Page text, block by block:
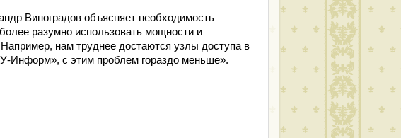
Виноградов объясняет необходимость
разумно использовать мощности и
нам труднее достаются узлы доступа в
Информ», с этим проблем гораздо меньше».